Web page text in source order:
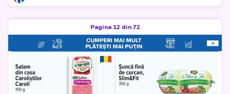
Pagina 12 din 72